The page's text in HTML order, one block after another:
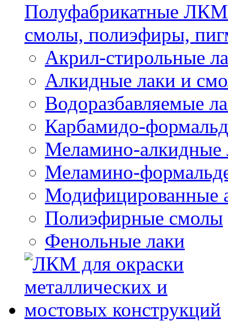
Полуфабрикатные ЛКМ
смолы, полиэфиры,
Акрил-стирольные
Алкидные лаки и
Водоразбавляемые
Карбамидо-
Меламино-алкидные
Меламино-
Модифицированные
Полиэфирные смолы
Фенольные лаки